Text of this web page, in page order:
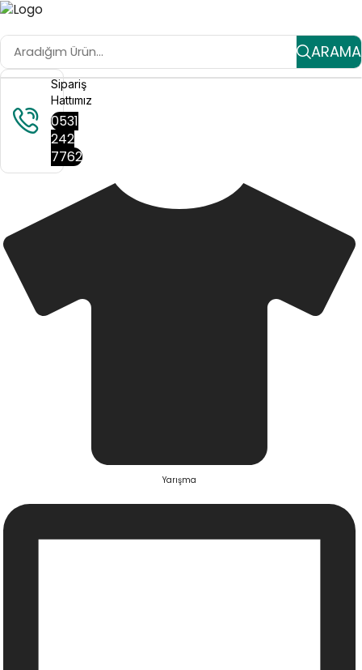
ARAMA
Sipariş
Hattımız
0531
242
7762
Yarışma